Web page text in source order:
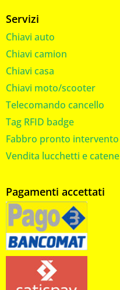
Servizi
Chiavi auto
Chiavi camion
Chiavi casa
Chiavi moto/scooter
Telecomando cancello
Tag RFID badge
Fabbro pronto intervento
Vendita lucchetti e catene
Pagamenti accettati